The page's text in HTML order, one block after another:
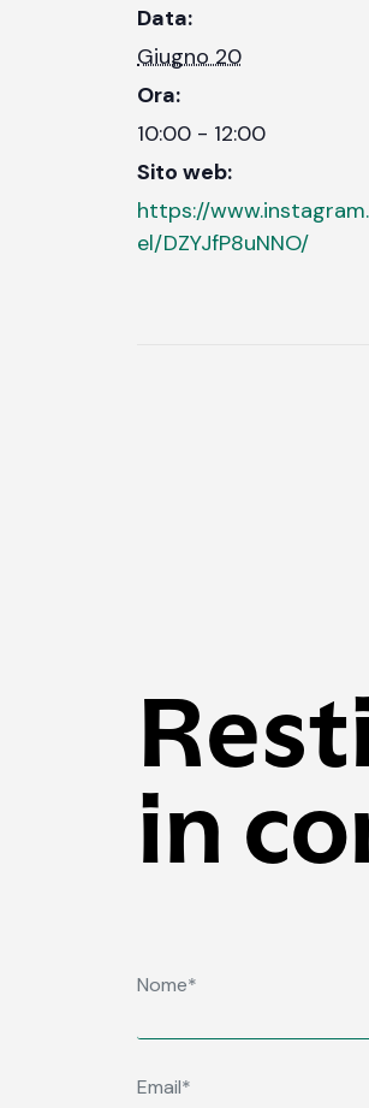
Data:
Giugno 20
Ora:
10:00 - 12:00
Sito web:
https://
el/DZYJfP8uNNO/
in